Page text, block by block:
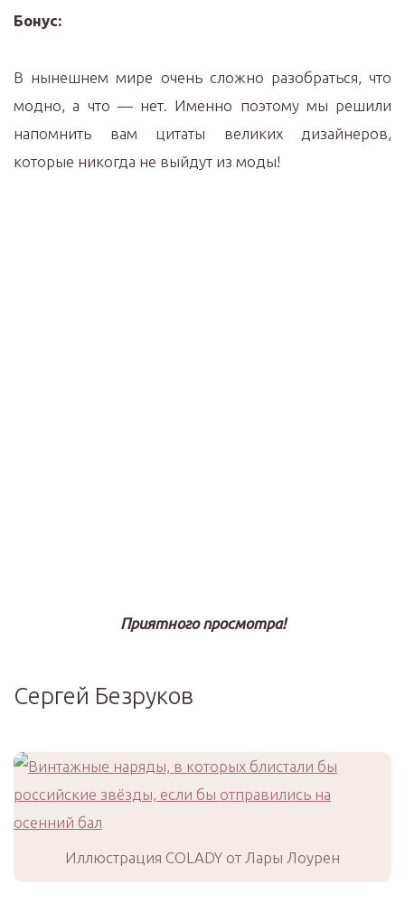
Бонус:
В нынешнем мире очень сложно разобраться, что
модно, а что — нет. Именно поэтому мы решили
напомнить вам цитаты великих дизайнеров,
которые никогда не выйдут из моды!
Приятного просмотра!
Сергей Безруков
Иллюстрация COLADY от Лары Лоурен